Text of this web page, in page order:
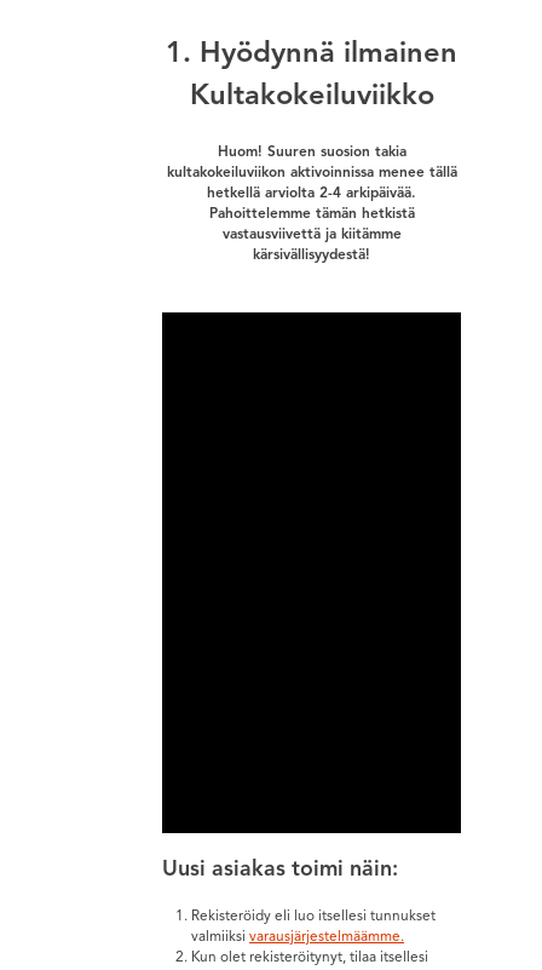
1. Hyödynnä ilmainen
Kultakokeiluviikko
Huom! Suuren suosion takia
kultakokeiluviikon aktivoinnissa menee tällä
hetkellä arviolta 2-4 arkipäivää.
Pahoittelemme tämän hetkistä
vastausviivettä ja kiitämme
kärsivällisyydestä!
Uusi asiakas toimi näin:
Rekisteröidy eli luo itsellesi tunnukset
valmiiksivarausjärjestelmäämme.
Kun olet rekisteröitynyt, tilaa itsellesi